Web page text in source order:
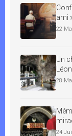
ami
22
Un
28
24